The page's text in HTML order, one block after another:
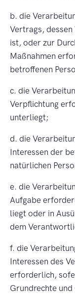
b. die
Vertrags,
ist, oder zur
Maßnahmen
betroffenen
c. die
Verpflichtung
unterliegt;
d. die
Interessen der
natürlichen
e. die
Aufgabe
liegt oder in
dem
f. die
Interessen des
erforderlich,
Grundrechte